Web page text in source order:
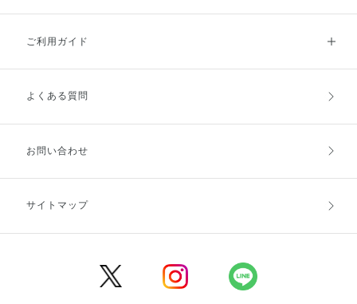
ご利用ガイド
ご利用ガイドトップ
お支払方法
キャンセル・返品・交換
よくある質問
お問い合わせ
サイトマップ